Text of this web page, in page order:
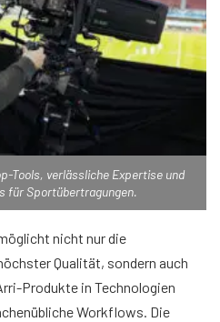
Tools, verlässliche Expertise und
für Sportübertragungen.
nicht nur die
Qualität, sondern auch
Produkte in Technologien
Workflows. Die